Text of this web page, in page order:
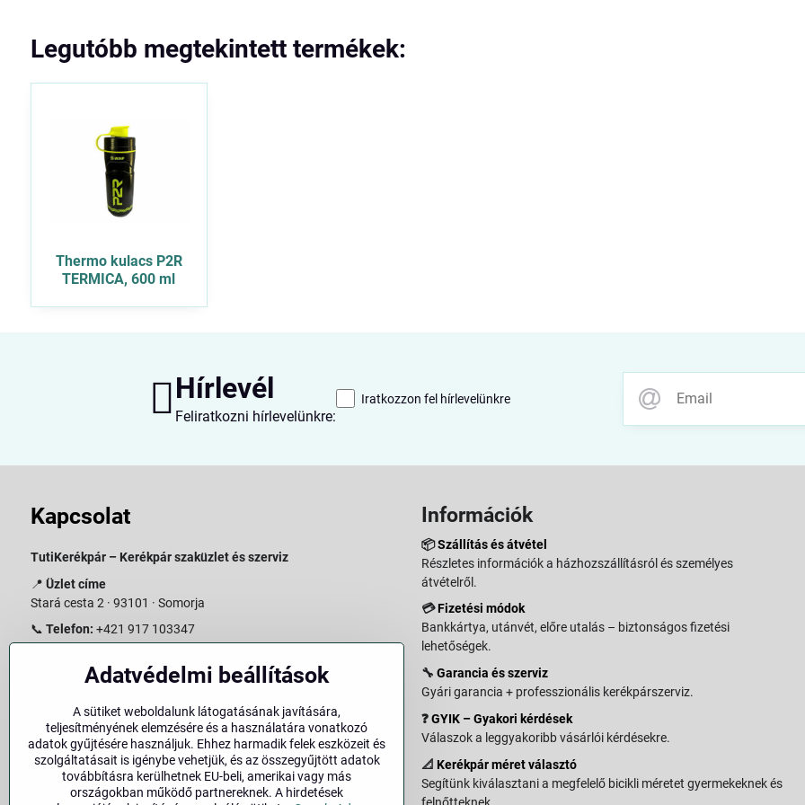
Legutóbb megtekintett termékek:
Thermo kulacs P2R
TERMICA, 600 ml
Hírlevél
Feliratkozni hírlevelünkre:
Iratkozzon fel hírlevelünkre
Kapcsolat
TutiKerékpár – Kerékpár szaküzlet és szerviz
📍 Üzlet címe
Stará cesta 2 · 93101 · Somorja
📞 Telefon: +421 917 103347
Nyitvatartás:
Hétfő–Péntek: 09:00–15:00
Szombat: 09:00–11:00
Vasárnap: Zárva
Bolt megtekintése a térképen(Google Maps link)
Információk
📦Szállítás és átvétel
Részletes információk a házhozszállításról és személyes
átvételről.
💳Fizetési módok
Bankkártya, utánvét, előre utalás – biztonságos fizetési
lehetőségek.
🔧 Garancia és szerviz
Gyári garancia + professzionális kerékpárszerviz.
❓GYIK – Gyakori kérdések
Válaszok a leggyakoribb vásárlói kérdésekre.
📐 Kerékpár méret választó
Segítünk kiválasztani a megfelelő bicikli méretet gyermekeknek és
felnőtteknek.
Adatvédelmi beállítások
A sütiket weboldalunk látogatásának javítására,
teljesítményének elemzésére és a használatára vonatkozó
adatok gyűjtésére használjuk. Ehhez harmadik felek eszközeit és
szolgáltatásait is igénybe vehetjük, és az összegyűjtött adatok
továbbításra kerülhetnek EU-beli, amerikai vagy más
országokban működő partnereknek. A hirdetések